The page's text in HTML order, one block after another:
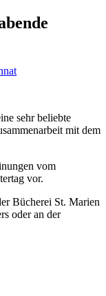
sehr beliebte
mit dem
vom
vor.
Bücherei St. Marien
oder an der